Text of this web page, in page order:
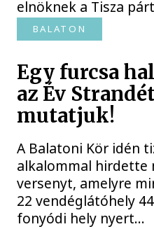
elnöknek a Tisza
BALATON
Egy furcsa
az Év
mutatjuk!
A Balatoni Kör idén
alkalommal hirdette
versenyt, amelyre
22 vendéglátóhely
fonyódi hely nyert...